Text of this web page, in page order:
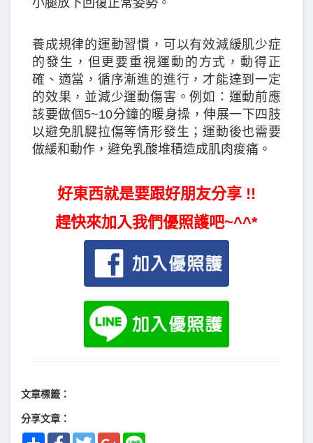
小腿放下回復正常姿勢。
養成規律的運動習慣，可以有效減緩肌少症
的發生，但更要重視運動的方式，動得正
確、適當，循序漸進的進行，才能達到一定
的效果，並減少運動傷害。例如：運動前應
該要做個5~10分鐘的暖身操，伸展一下四肢
以避免肌腱拉傷等情形發生；運動後也需要
做緩和動作，避免乳酸堆積造成肌肉痠痛。
好東西就是要跟好朋友分享 !!
趕快來加入我們優照護吧~^^*
文章標籤：
分享文章：
Share FacebookTwitterGoogle+